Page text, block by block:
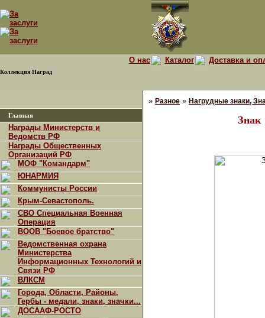
Коллекция Наград
О нас Каталог Доставка и
Главная
Награды Министерств и
Ведомств РФ
Награды Общественных
Организаций РФ
МОФ "Командарм"
ЮНАРМИЯ
Коммунисты России
Крым-Севастополь.
СВО Специальная Военная
Операция
ВООВ "Боевое братство"
Ведомственная охрана
Министерства
Информационных Технологий и
Связи РФ
ВЛКСМ
Города, Области, Районы,
Гербы - медали, знаки, значки...
ДОСААФ-РОСТО
» Разное » Нагрудные знаки,
Знак